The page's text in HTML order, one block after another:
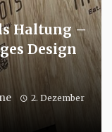
Haltung –
Design
2. Dezember